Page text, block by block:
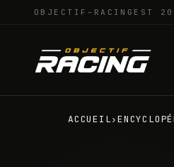
OBJECTIF-RACING EST
ACCUEIL›